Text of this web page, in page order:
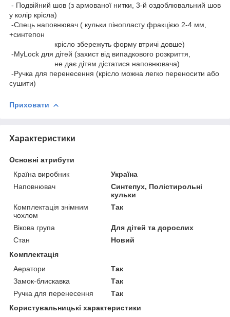
- Подвійний шов (з армованої нитки, 3-й оздоблювальний шов
у колір крісла)
-Спець наповнювач ( кульки пінопласту фракцією 2-4 мм,
+синтепон
крісло збережуть форму втричі довше)
-MyLock для дітей (захист від випадкового розкриття,
не дає дітям дістатися наповнювача)
-Ручка для перенесення (крісло можна легко переносити або
сушити)
Приховати
Характеристики
Основні атрибути
Країна виробник
Україна
Наповнювач
Синтепух, Полістирольні
кульки
Комплектація знімним
чохлом
Так
Вікова група
Для дітей та дорослих
Стан
Новий
Комплектація
Аератори
Так
Замок-блискавка
Так
Ручка для перенесення
Так
Користувальницькі характеристики